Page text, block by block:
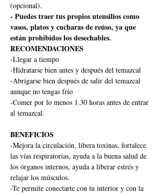
(opcional).
- Puedes traer tus propios utensilios como
vasos, platos y cucharas de reúso, ya que
están prohibidos los desechables.
RECOMENDACIONES
-Llegar a tiempo
-Hidratarse bien antes y después del temazcal
-Abrigarse bien después de salir del temazcal
aunque no tengas frío
-Comer por lo menos 1.30 horas antes de entrar
al temazcal.
BENEFICIOS
-Mejora la circulación, libera toxinas, fortalece
las vías respiratorias, ayuda a la buena salud de
los órganos internos, ayuda a liberar estrés y
relajar los músculos.
-Te permite conectarte con tu interior y con la